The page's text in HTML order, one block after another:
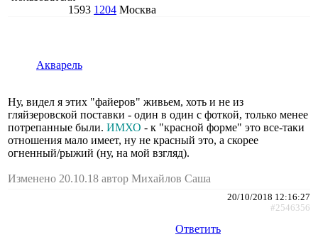
1593 1204 Москва
Акварель
Ну, видел я этих "файеров" живьем, хоть и не из
гляйзеровской поставки - один в один с фоткой, только менее
потрепанные были. ИМХО - к "красной форме" это все-таки
отношения мало имеет, ну не красный это, а скорее
огненный/рыжий (ну, на мой взгляд).
Изменено 20.10.18 автор Михайлов Саша
20/10/2018 12:16:27
#2546356
Ответить